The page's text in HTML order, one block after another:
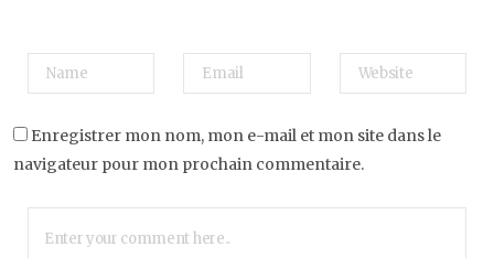
Enregistrer mon nom, mon e-mail et mon site dans le
navigateur pour mon prochain commentaire.